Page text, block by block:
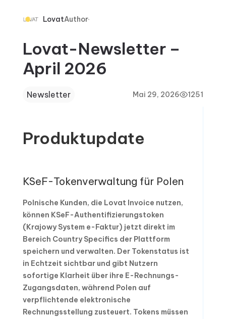
LovatAuthor
Lovat-Newsletter –
April 2026
Newsletter Mai 29, 2026 1251
Produktupdate
KSeF-Tokenverwaltung für Polen
Polnische Kunden, die Lovat Invoice nutzen,
können KSeF-Authentifizierungstoken
(Krajowy System e-Faktur) jetzt direkt im
Bereich Country Specifics der Plattform
speichern und verwalten. Der Tokenstatus ist
in Echtzeit sichtbar und gibt Nutzern
sofortige Klarheit über ihre E-Rechnungs-
Zugangsdaten, während Polen auf
verpflichtende elektronische
Rechnungsstellung zusteuert. Tokens müssen